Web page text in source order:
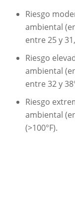
Riesgo
ambiental
entre 25 y
Riesgo
ambiental
entre 32 y
Riesgo
ambiental
(>100°F).